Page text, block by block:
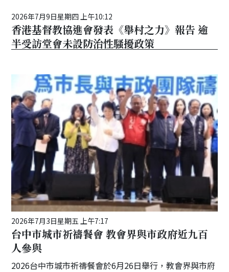
2026年7月9日星期四 上午10:12
香港基督教協進會發表《舉村之力》報告 逾
半受訪堂會未設防治性騷擾政策
2026年7月3日星期五 上午7:17
台中市城市祈禱餐會 教會界與市政府近九百
人參與
2026台中市城市祈禱餐會於6月26日舉行，教會界與市府